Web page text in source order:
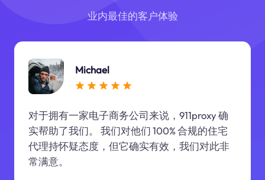
业内最佳的客户体验
Michael
对于拥有一家电子商务公司来说，911proxy 确
实帮助了我们。 我们对他们 100% 合规的住宅
代理持怀疑态度，但它确实有效，我们对此非
常满意。